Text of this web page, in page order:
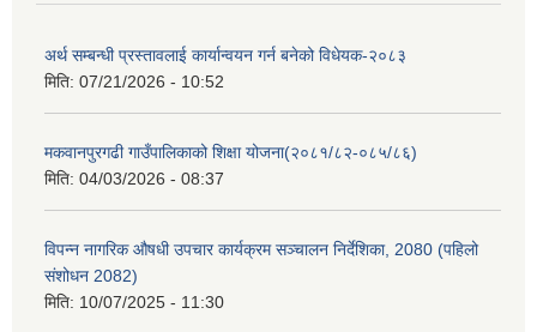
अर्थ सम्बन्धी प्रस्तावलाई कार्यान्वयन गर्न बनेको विधेयक-२०८३
मिति: 07/21/2026 - 10:52
मकवानपुरगढी गाउँपालिकाको शिक्षा योजना(२०८१/८२-०८५/८६)
मिति: 04/03/2026 - 08:37
विपन्न नागरिक औषधी उपचार कार्यक्रम सञ्चालन निर्देशिका, 2080 (पहिलो
संशोधन 2082)
मिति: 10/07/2025 - 11:30